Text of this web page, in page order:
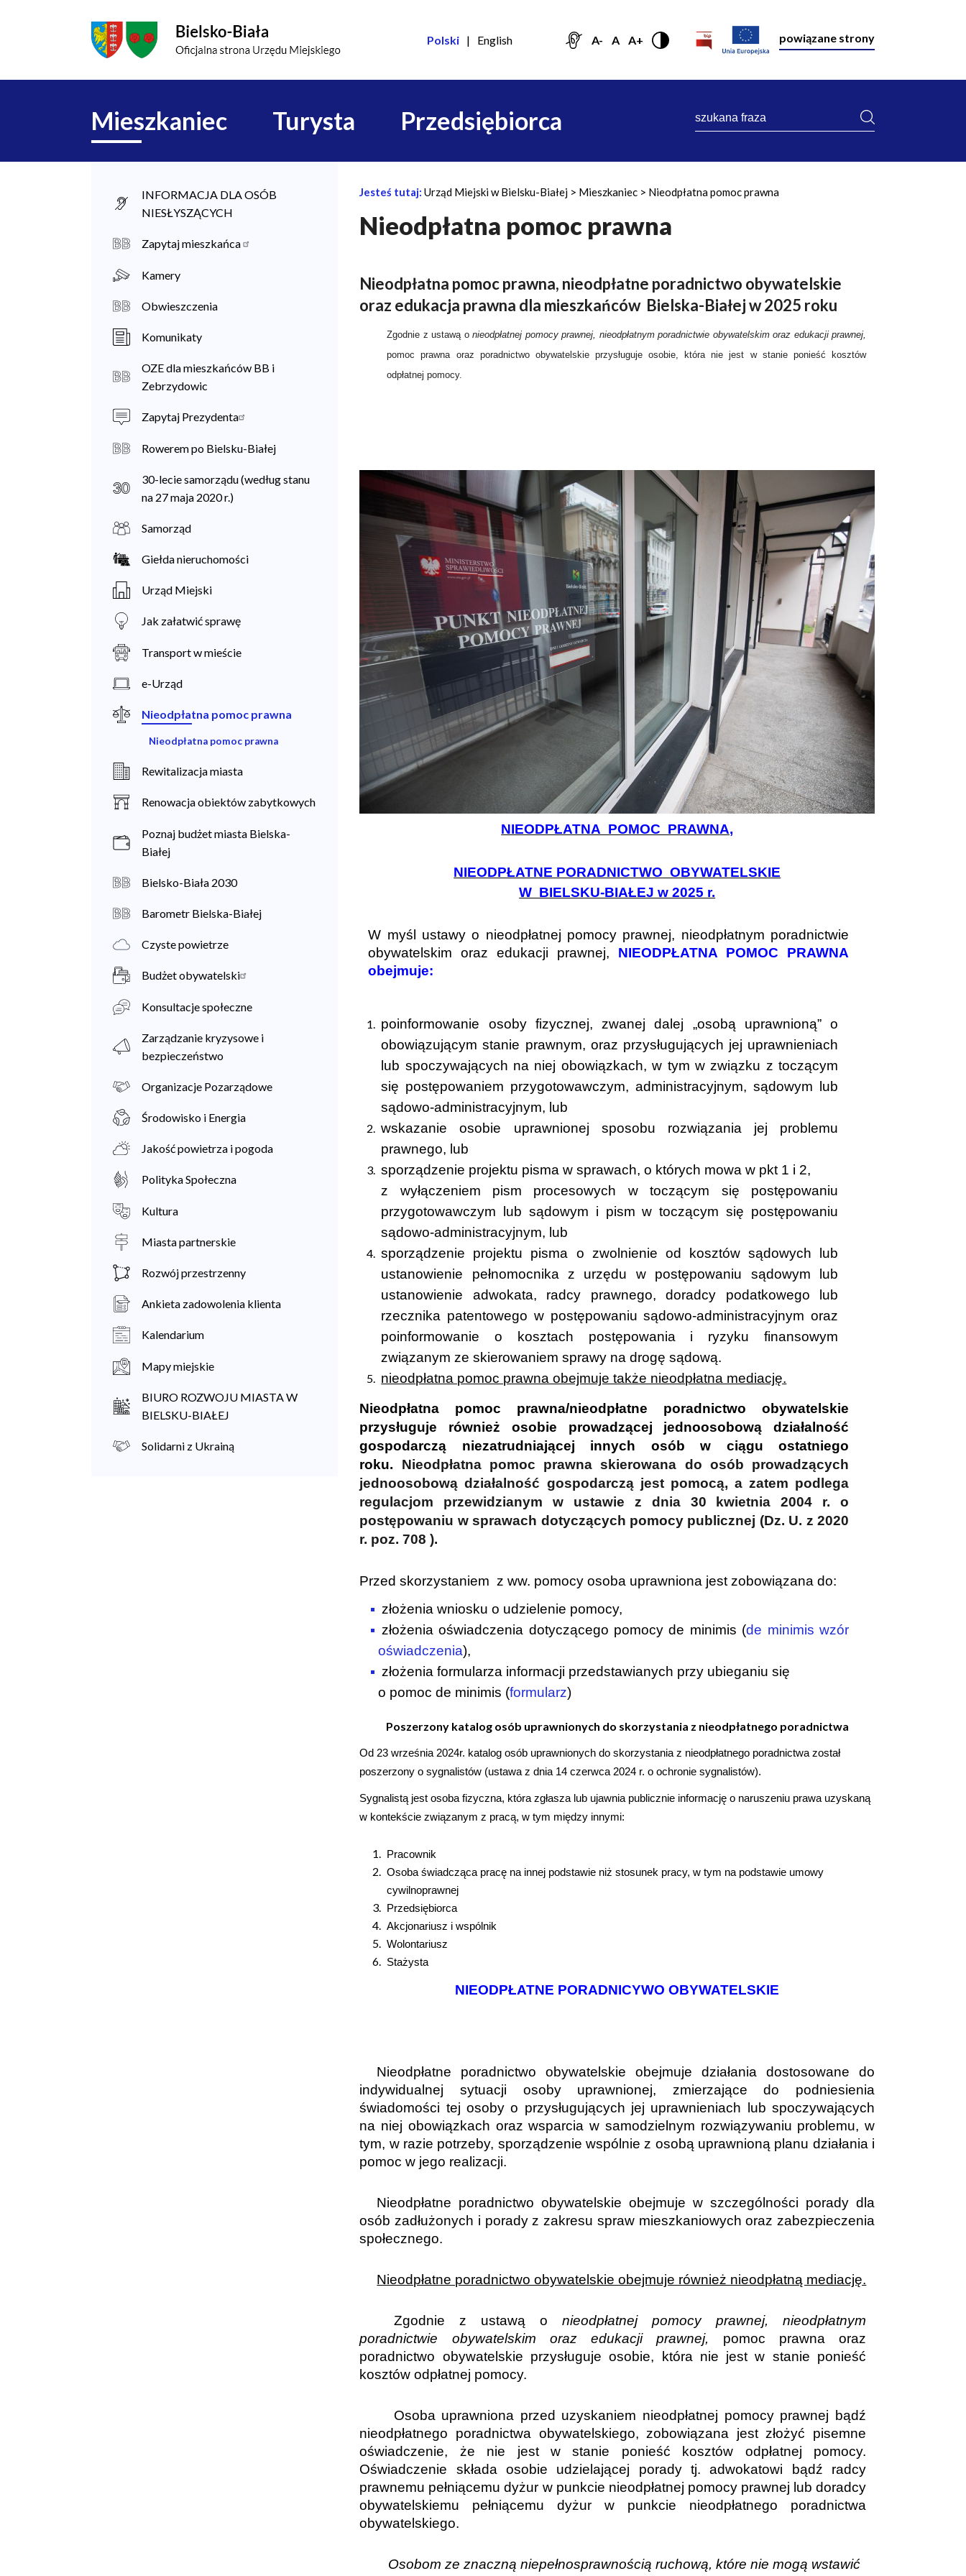
Polski English A- A A+ powiązane strony
Główna
nawigacja
Mieszkaniec Turysta Przedsiębiorca
szukana
M
e
s
k
a
i
e
INFORMACJA DLA OSÓB
NIESŁYSZĄCYCH
Zapytaj mieszkańca
Kamery
Obwieszczenia
Komunikaty
OZE dla mieszkańców BB i
Zebrzydowic
Zapytaj Prezydenta
Rowerem po Bielsku-Białej
30-lecie samorządu (według stanu
na 27 maja 2020 r.)
Samorząd
Giełda nieruchomości
Urząd Miejski
Jak załatwić sprawę
Transport w mieście
e-Urząd
Nieodpłatna pomoc prawna
Nieodpłatna pomoc prawna
Rewitalizacja miasta
Renowacja obiektów zabytkowych
Poznaj budżet miasta Bielska-
Białej
Bielsko-Biała 2030
Barometr Bielska-Białej
Czyste powietrze
Budżet obywatelski
Konsultacje społeczne
Zarządzanie kryzysowe i
bezpieczeństwo
Organizacje Pozarządowe
Środowisko i Energia
Jakość powietrza i pogoda
Polityka Społeczna
Kultura
Miasta partnerskie
Rozwój przestrzenny
Ankieta zadowolenia klienta
Kalendarium
Mapy miejskie
BIURO ROZWOJU MIASTA W
BIELSKU-BIAŁEJ
Solidarni z Ukrainą
Ś
c
ż
k
Jesteś tutaj: Urząd Miejski w Bielsku-Białej Mieszkaniec Nieodpłatna pomoc prawna
Nieodpłatna pomoc prawna
Nieodpłatna pomoc prawna, nieodpłatne poradnictwo obywatelskie
oraz edukacja prawna dla mieszkańców Bielska-Białej w 2025 roku
Zgodnie z ustawą onieodpłatnej pomocy prawnej, nieodpłatnym poradnictwie obywatelskim oraz edukacji prawnej,
pomoc prawna oraz poradnictwo obywatelskie przysługuje osobie, która nie jest w stanie ponieść kosztów
odpłatnej pomocy.
NIEODPŁATNA POMOC PRAWNA,
NIEODPŁATNE PORADNICTWO OBYWATELSKIE
W BIELSKU-BIAŁEJ w 2025 r.
W myśl ustawy o nieodpłatnej pomocy prawnej, nieodpłatnym poradnictwie
obywatelskim oraz edukacji prawnej, NIEODPŁATNA POMOC PRAWNA
obejmuje:
poinformowanie osoby fizycznej, zwanej dalej „osobą uprawnioną” o
obowiązującym stanie prawnym, oraz przysługujących jej uprawnieniach
lub spoczywających na niej obowiązkach, w tym w związku z toczącym
się postępowaniem przygotowawczym, administracyjnym, sądowym lub
sądowo-administracyjnym, lub
wskazanie osobie uprawnionej sposobu rozwiązania jej problemu
prawnego, lub
sporządzenie projektu pisma w sprawach, o których mowa w pkt 1 i 2,
z wyłączeniem pism procesowych w toczącym się postępowaniu
przygotowawczym lub sądowym i pism w toczącym się postępowaniu
sądowo-administracyjnym, lub
sporządzenie projektu pisma o zwolnienie od kosztów sądowych lub
ustanowienie pełnomocnika z urzędu w postępowaniu sądowym lub
ustanowienie adwokata, radcy prawnego, doradcy podatkowego lub
rzecznika patentowego w postępowaniu sądowo-administracyjnym oraz
poinformowanie o kosztach postępowania i ryzyku finansowym
związanym ze skierowaniem sprawy na drogę sądową.
nieodpłatna pomoc prawna obejmuje także nieodpłatna mediację.
Nieodpłatna pomoc prawna/nieodpłatne poradnictwo obywatelskie
przysługuje również osobie prowadzącej jednoosobową działalność
gospodarczą niezatrudniającej innych osób w ciągu ostatniego
roku. Nieodpłatna pomoc prawna skierowana do osób prowadzących
jednoosobową działalność gospodarczą jest pomocą, a zatem podlega
regulacjom przewidzianym w ustawie z dnia 30 kwietnia 2004 r. o
postępowaniu w sprawach dotyczących pomocy publicznej (Dz. U. z 2020
r. poz. 708 ).
Przed skorzystaniem z ww. pomocy osoba uprawniona jest zobowiązana do:
złożenia wniosku o udzielenie pomocy,
złożenia oświadczenia dotyczącego pomocy de minimis (de minimis wzór
oświadczenia),
złożenia formularza informacji przedstawianych przy ubieganiu się
o pomoc de minimis (formularz)
Poszerzony katalog osób uprawnionych do skorzystania z nieodpłatnego poradnictwa
Od 23 września 2024r. katalog osób uprawnionych do skorzystania z nieodpłatnego poradnictwa został
poszerzony o sygnalistów (ustawa z dnia 14 czerwca 2024 r. o ochronie sygnalistów).
Sygnalistą jest osoba fizyczna, która zgłasza lub ujawnia publicznie informację o naruszeniu prawa uzyskaną
w kontekście związanym z pracą, w tym między innymi:
Pracownik
Osoba świadcząca pracę na innej podstawie niż stosunek pracy, w tym na podstawie umowy
cywilnoprawnej
Przedsiębiorca
Akcjonariusz i wspólnik
Wolontariusz
Stażysta
NIEODPŁATNE PORADNICYWO OBYWATELSKIE
Nieodpłatne poradnictwo obywatelskie obejmuje działania dostosowane do
indywidualnej sytuacji osoby uprawnionej, zmierzające do podniesienia
świadomości tej osoby o przysługujących jej uprawnieniach lub spoczywających
na niej obowiązkach oraz wsparcia w samodzielnym rozwiązywaniu problemu, w
tym, w razie potrzeby, sporządzenie wspólnie z osobą uprawnioną planu działania i
pomoc w jego realizacji.
Nieodpłatne poradnictwo obywatelskie obejmuje w szczególności porady dla
osób zadłużonych i porady z zakresu spraw mieszkaniowych oraz zabezpieczenia
społecznego.
Nieodpłatne poradnictwo obywatelskie obejmuje również nieodpłatną mediację.
Zgodnie z ustawą o nieodpłatnej pomocy prawnej, nieodpłatnym
poradnictwie obywatelskim oraz edukacji prawnej, pomoc prawna oraz
poradnictwo obywatelskie przysługuje osobie, która nie jest w stanie ponieść
kosztów odpłatnej pomocy.
Osoba uprawniona przed uzyskaniem nieodpłatnej pomocy prawnej bądź
nieodpłatnego poradnictwa obywatelskiego, zobowiązana jest złożyć pisemne
oświadczenie, że nie jest w stanie ponieść kosztów odpłatnej pomocy.
Oświadczenie składa osobie udzielającej porady tj. adwokatowi bądź radcy
prawnemu pełniącemu dyżur w punkcie nieodpłatnej pomocy prawnej lub doradcy
obywatelskiemu pełniącemu dyżur w punkcie nieodpłatnego poradnictwa
obywatelskiego.
Osobom ze znaczną niepełnosprawnością ruchową, które nie mogą wstawić